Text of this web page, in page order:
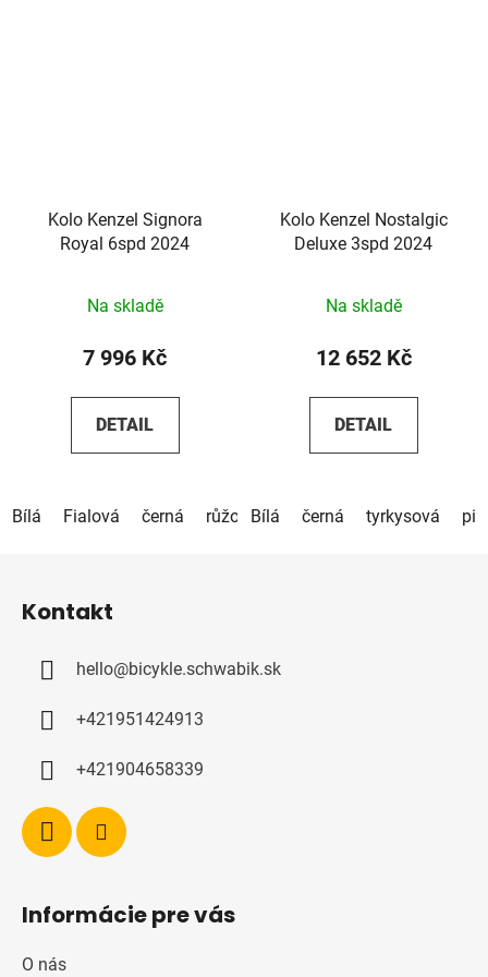
Kolo Kenzel Signora
Royal 6spd 2024
Na skladě
7 996 Kč
DETAIL
Bílá Fialová černá růžová tyrkysová béžová
Kolo Kenzel Nostalgic
Deluxe 3spd 2024
Na skladě
12 652 Kč
DETAIL
Bílá černá tyrkysová
Kontakt
hello@bicykle.schwabik.sk
+421951424913
+421904658339
Informácie pre vás
O nás